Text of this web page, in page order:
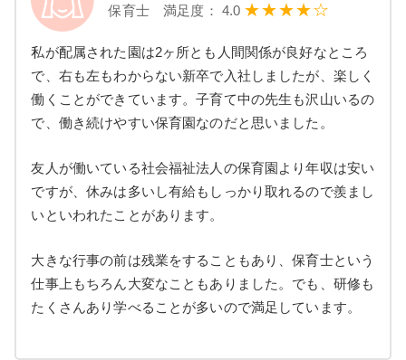
保育士 満足度： 4.0 ★★★★☆
私が配属された園は2ヶ所とも人間関係が良好なところ
で、右も左もわからない新卒で入社しましたが、楽しく
働くことができています。子育て中の先生も沢山いるの
で、働き続けやすい保育園なのだと思いました。
友人が働いている社会福祉法人の保育園より年収は安い
ですが、休みは多いし有給もしっかり取れるので羨まし
いといわれたことがあります。
大きな行事の前は残業をすることもあり、保育士という
仕事上もちろん大変なこともありました。でも、研修も
たくさんあり学べることが多いので満足しています。